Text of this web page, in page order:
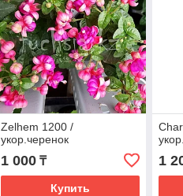
Zelhem 1200 /
укор.черенок
1 000₸
Купить
1